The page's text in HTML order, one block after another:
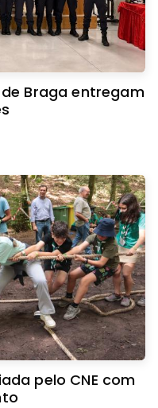
Braga entregam
pelo CNE com